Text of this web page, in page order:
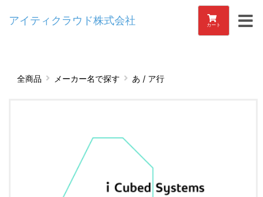
アイティクラウド株式会社 カート
全商品 メーカー名で探す あ / ア行